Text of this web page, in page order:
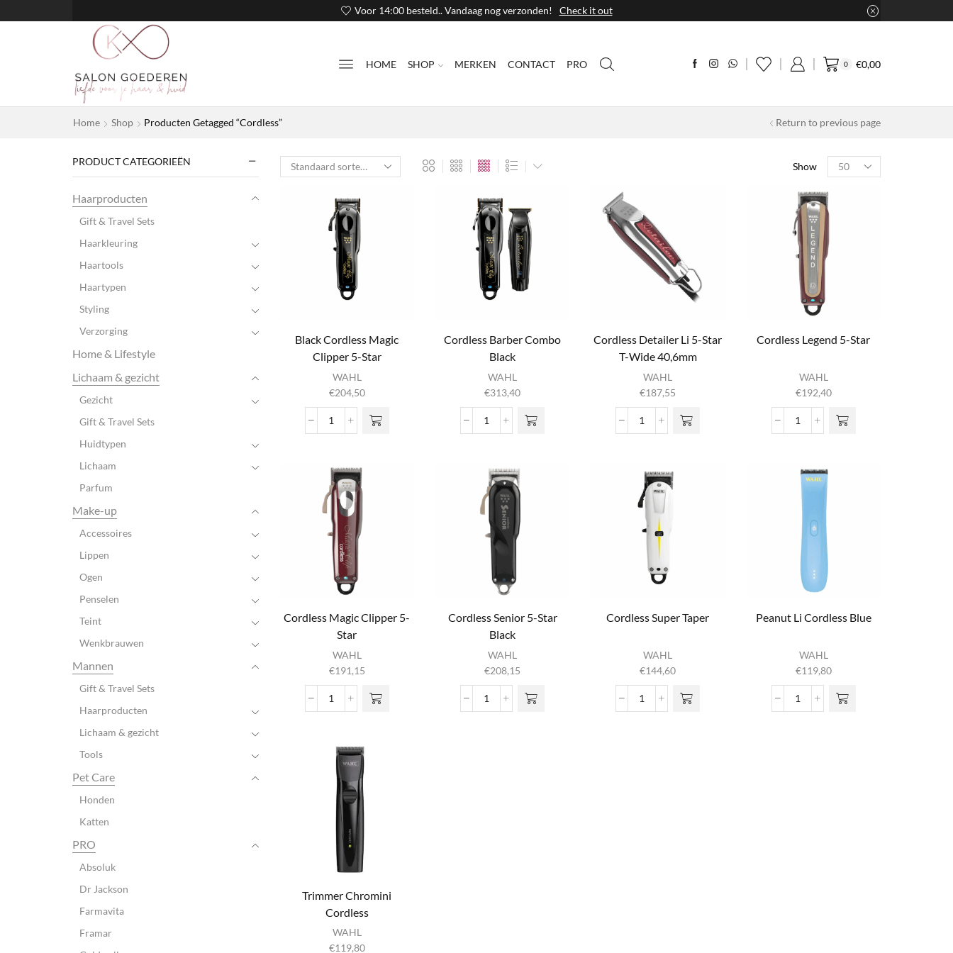
Voor 14:00 besteld.. Vandaag nog verzonden! Check it out
HOME SHOP MERKEN CONTACT PRO 0 €0,00
Home Shop Producten Getagged “Cordless” Return to previous page
Show
Products
per
page
Black Cordless Magic
Clipper 5-Star
WAHL
€204,50
Black
Clipper
5-
Star
aantal
Cordless Barber Combo
Black
WAHL
€313,40
Cordless
Black
aantal
Cordless Detailer Li 5-Star
T-Wide 40,6mm
Chrome/Rood
WAHL
€187,55
Cordless
5-
Star
T-
Wide
40,6mm
Chrome/Rood
aantal
Cordless Legend 5-Star
WAHL
€192,40
Cordless
Star
aantal
Cordless Magic Clipper 5-
Star
WAHL
€191,15
Cordless
5-
Star
aantal
Cordless Senior 5-Star
Black
WAHL
€208,15
Cordless
Cordless Super Taper
WAHL
€144,60
Cordless
Peanut Li Cordless Blue
WAHL
€119,80
Peanut
Trimmer Chromini
Cordless
WAHL
€119,80
PRODUCT CATEGORIEËN
Haarproducten
Gift & Travel Sets
Haarkleuring
Haartools
Haartypen
Styling
Verzorging
Home & Lifestyle
Lichaam & gezicht
Gezicht
Gift & Travel Sets
Huidtypen
Lichaam
Parfum
Make-up
Accessoires
Lippen
Ogen
Penselen
Teint
Wenkbrauwen
Mannen
Gift & Travel Sets
Haarproducten
Lichaam & gezicht
Tools
Pet Care
Honden
Katten
PRO
Absoluk
Dr Jackson
Farmavita
Framar